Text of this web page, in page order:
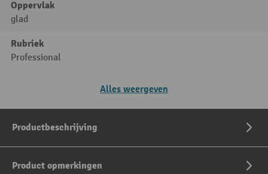
Oppervlak
glad
Rubriek
Professional
Alles weergeven
Productbeschrijving
Product opmerkingen